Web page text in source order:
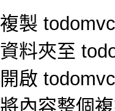
複製
資料夾至
開啟
將內容整個